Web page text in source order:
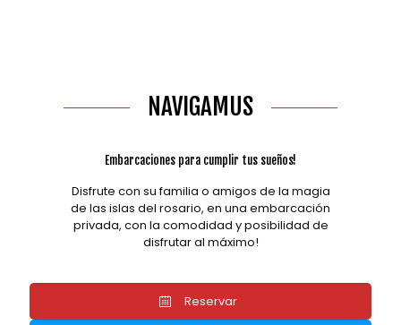
NAVIGAMUS
Embarcaciones para cumplir tus sueños!
Disfrute con su familia o amigos de la magia
de las islas del rosario, en una embarcación
privada, con la comodidad y posibilidad de
disfrutar al máximo!
Reservar